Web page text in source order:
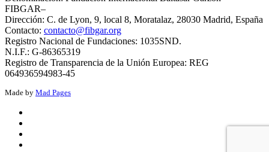
FIBGAR–
Dirección: C. de Lyon, 9, local 8, Moratalaz, 28030 Madrid, España
Contacto: contacto@fibgar.org
Registro Nacional de Fundaciones: 1035SND.
N.I.F.: G-86365319
Registro de Transparencia de la Unión Europea: REG
064936594983-45
Made by Mad Pages